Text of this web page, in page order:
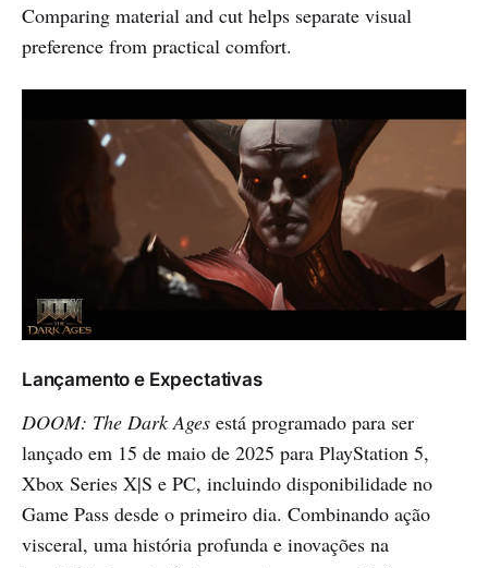
Comparing material and cut helps separate visual
preference from practical comfort.
Lançamento e Expectativas
DOOM: The Dark Ages está programado para ser
lançado em 15 de maio de 2025 para PlayStation 5,
Xbox Series X|S e PC, incluindo disponibilidade no
Game Pass desde o primeiro dia. Combinando ação
visceral, uma história profunda e inovações na